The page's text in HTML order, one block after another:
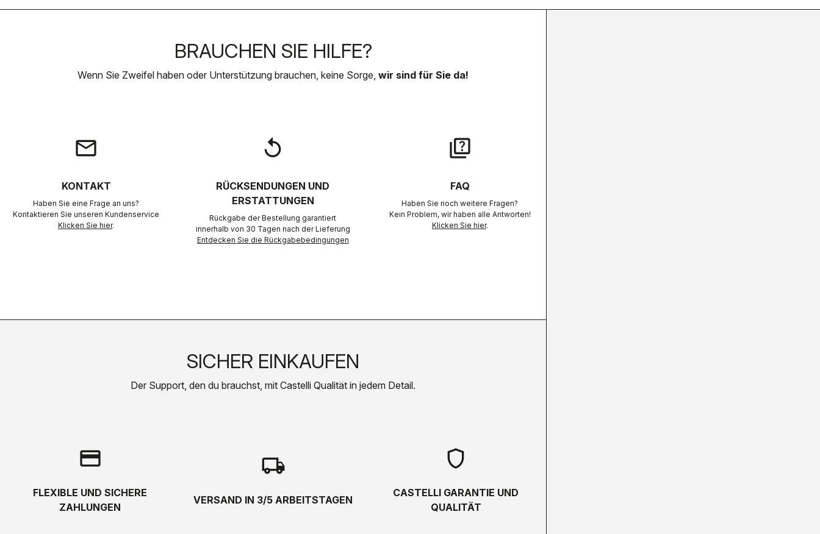
BRAUCHEN SIE HILFE?
Wenn Sie Zweifel haben oder Unterstützung brauchen, keine Sorge, wir sind für Sie da!
email
KONTAKT
Haben Sie eine Frage an uns?
Kontaktieren Sie unseren Kundenservice
Klicken Sie hier.
replay
RÜCKSENDUNGEN UND
ERSTATTUNGEN
Rückgabe der Bestellung garantiert
innerhalb von 30 Tagen nach der Lieferung
Entdecken Sie die Rückgabebedingungen
quiz
FAQ
Haben Sie noch weitere Fragen?
Kein Problem, wir haben alle Antworten!
Klicken Sie hier.
SICHER EINKAUFEN
Der Support, den du brauchst, mit Castelli Qualität in jedem Detail.
credit_card
FLEXIBLE UND SICHERE
ZAHLUNGEN
local_shipping
VERSAND IN 3/5 ARBEITSTAGEN
shield
CASTELLI GARANTIE UND
QUALITÄT